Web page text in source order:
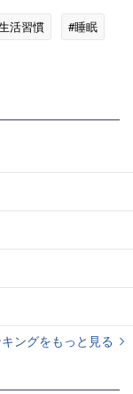
活習慣
#睡眠
ングをもっと見る